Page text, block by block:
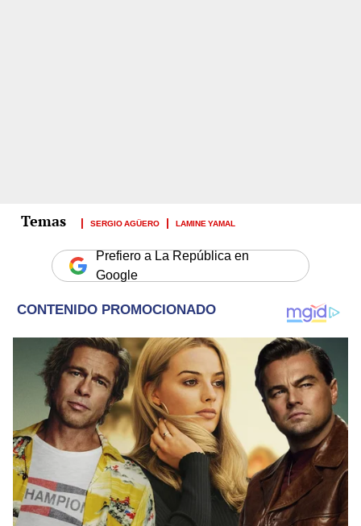
SERGIO AGÜERO LAMINE YAMAL
Prefiero a La República en
Google